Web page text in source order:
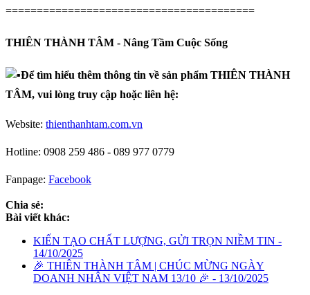
========================================
THIÊN THÀNH TÂM - Nâng Tầm Cuộc Sống
Để tìm hiểu thêm thông tin về sản phẩm THIÊN THÀNH
TÂM, vui lòng truy cập hoặc liên hệ:
Website: thienthanhtam.com.vn
Hotline: 0908 259 486 - 089 977 0779
Fanpage: Facebook
Chia sẻ:
Bài viết khác:
KIẾN TẠO CHẤT LƯỢNG, GỬI TRỌN NIỀM TIN -
14/10/2025
🎉 THIÊN THÀNH TÂM | CHÚC MỪNG NGÀY
DOANH NHÂN VIỆT NAM 13/10 🎉 - 13/10/2025